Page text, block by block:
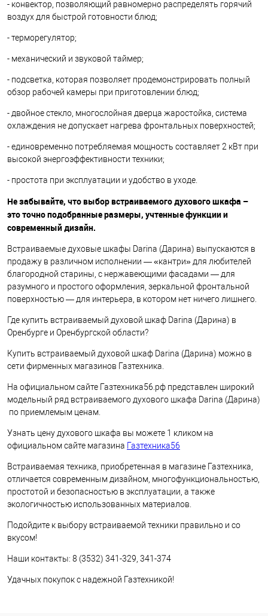
- конвектор, позволяющий равномерно распределять горячий
воздух для быстрой готовности блюд;
- терморегулятор;
- механический и звуковой таймер;
- подсветка, которая позволяет продемонстрировать полный
обзор рабочей камеры при приготовлении блюд;
- двойное стекло, многослойная дверца жаростойка, система
охлаждения не допускает нагрева фронтальных поверхностей;
- единовременно потребляемая мощность составляет 2 кВт при
высокой энергоэффективности техники;
- простота при эксплуатации и удобство в уходе.
Не забывайте, что выбор встраиваемого духового шкафа –
это точно подобранные размеры, учтенные функции и
современный дизайн.
Встраиваемые духовые шкафы Darina (Дарина) выпускаются в
продажу в различном исполнении — «кантри» для любителей
благородной старины, с нержавеющими фасадами — для
разумного и простого оформления, зеркальной фронтальной
поверхностью — для интерьера, в котором нет ничего лишнего.
Где купить встраиваемый духовой шкаф Darina (Дарина) в
Оренбурге и Оренбургской области?
Купить встраиваемый духовой шкаф Darina (Дарина) можно в
сети фирменных магазинов Газтехника.
На официальном сайте Газтехника56.рф представлен широкий
модельный ряд встраиваемого духового шкафа Darina (Дарина)
по приемлемым ценам.
Узнать цену духового шкафа вы можете 1 кликом на
официальном сайте магазина Газтехника56
Встраиваемая техника, приобретенная в магазине Газтехника,
отличается современным дизайном, многофункциональностью,
простотой и безопасностью в эксплуатации, а также
экологичностью использованных материалов.
Подойдите к выбору встраиваемой техники правильно и со
вкусом!
Наши контакты: 8 (3532) 341-329, 341-374
Удачных покупок с надежной Газтехникой!